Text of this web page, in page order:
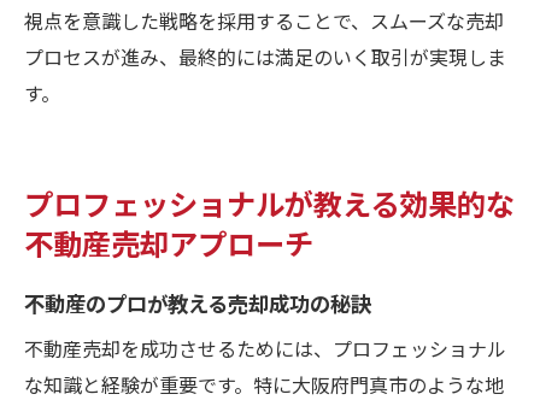
視点を意識した戦略を採用することで、スムーズな売却
プロセスが進み、最終的には満足のいく取引が実現しま
す。
プロフェッショナルが教える効果的な
不動産売却アプローチ
不動産のプロが教える売却成功の秘訣
不動産売却を成功させるためには、プロフェッショナル
な知識と経験が重要です。特に大阪府門真市のような地